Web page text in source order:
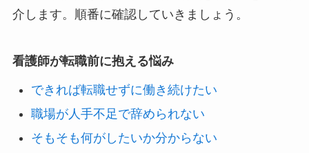
介します。順番に確認していきましょう。
看護師が転職前に抱える悩み
できれば転職せずに働き続けたい
職場が人手不足で辞められない
そもそも何がしたいか分からない